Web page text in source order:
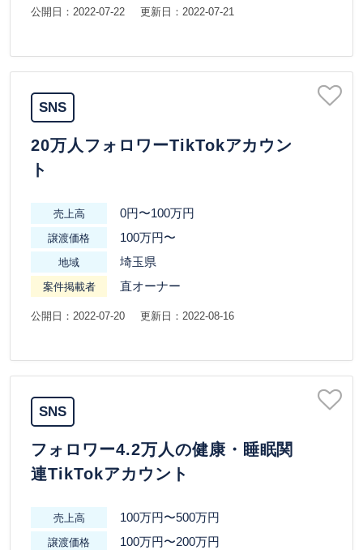
公開日：2022-07-22 更新日：2022-07-21
SNS
20万人フォロワーTikTokアカウン
ト
売上高 0円〜100万円
譲渡価格 100万円〜
地域 埼玉県
案件掲載者 直オーナー
公開日：2022-07-20 更新日：2022-08-16
SNS
フォロワー4.2万人の健康・睡眠関
連TikTokアカウント
売上高 100万円〜500万円
譲渡価格 100万円〜200万円